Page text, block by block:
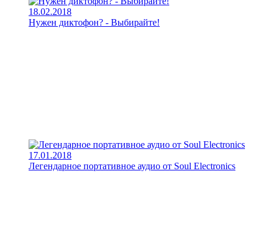
18.02.2018
Нужен диктофон? - Выбирайте!
17.01.2018
Легендарное портативное аудио от Soul Electronics